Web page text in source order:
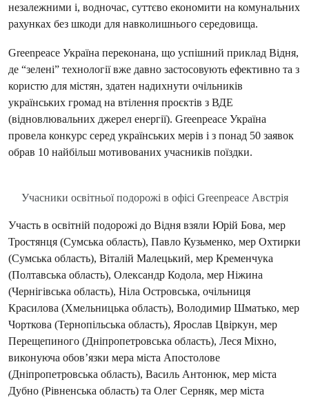
незалежними і, водночас, суттєво економити на комунальних
рахунках без шкоди для навколишнього середовища.
Greenpeace Україна переконана, що успішний приклад Відня,
де “зелені” технології вже давно застосовують ефективно та з
користю для містян, здатен надихнути очільників
українських громад на втілення проєктів з ВДЕ
(відновлювальних джерел енергії). Greenpeace Україна
провела конкурс серед українських мерів і з понад 50 заявок
обрав 10 найбільш мотивованих учасників поїздки.
Учасники освітньої подорожі в офісі Greenpeace Австрія
Участь в освітній подорожі до Відня взяли Юрій Бова, мер
Тростянця (Сумська область), Павло Кузьменко, мер Охтирки
(Сумська область), Віталій Малецький, мер Кременчука
(Полтавська область), Олександр Кодола, мер Ніжина
(Чернігівська область), Ніла Островська, очільниця
Красилова (Хмельницька область), Володимир Шматько, мер
Чорткова (Тернопільська область), Ярослав Цвіркун, мер
Перещепиного (Дніпропетровська область), Леся Міхно,
виконуюча обов’язки мера міста Апостолове
(Дніпропетровська область), Василь Антонюк, мер міста
Дубно (Рівненська область) та Олег Серняк, мер міста